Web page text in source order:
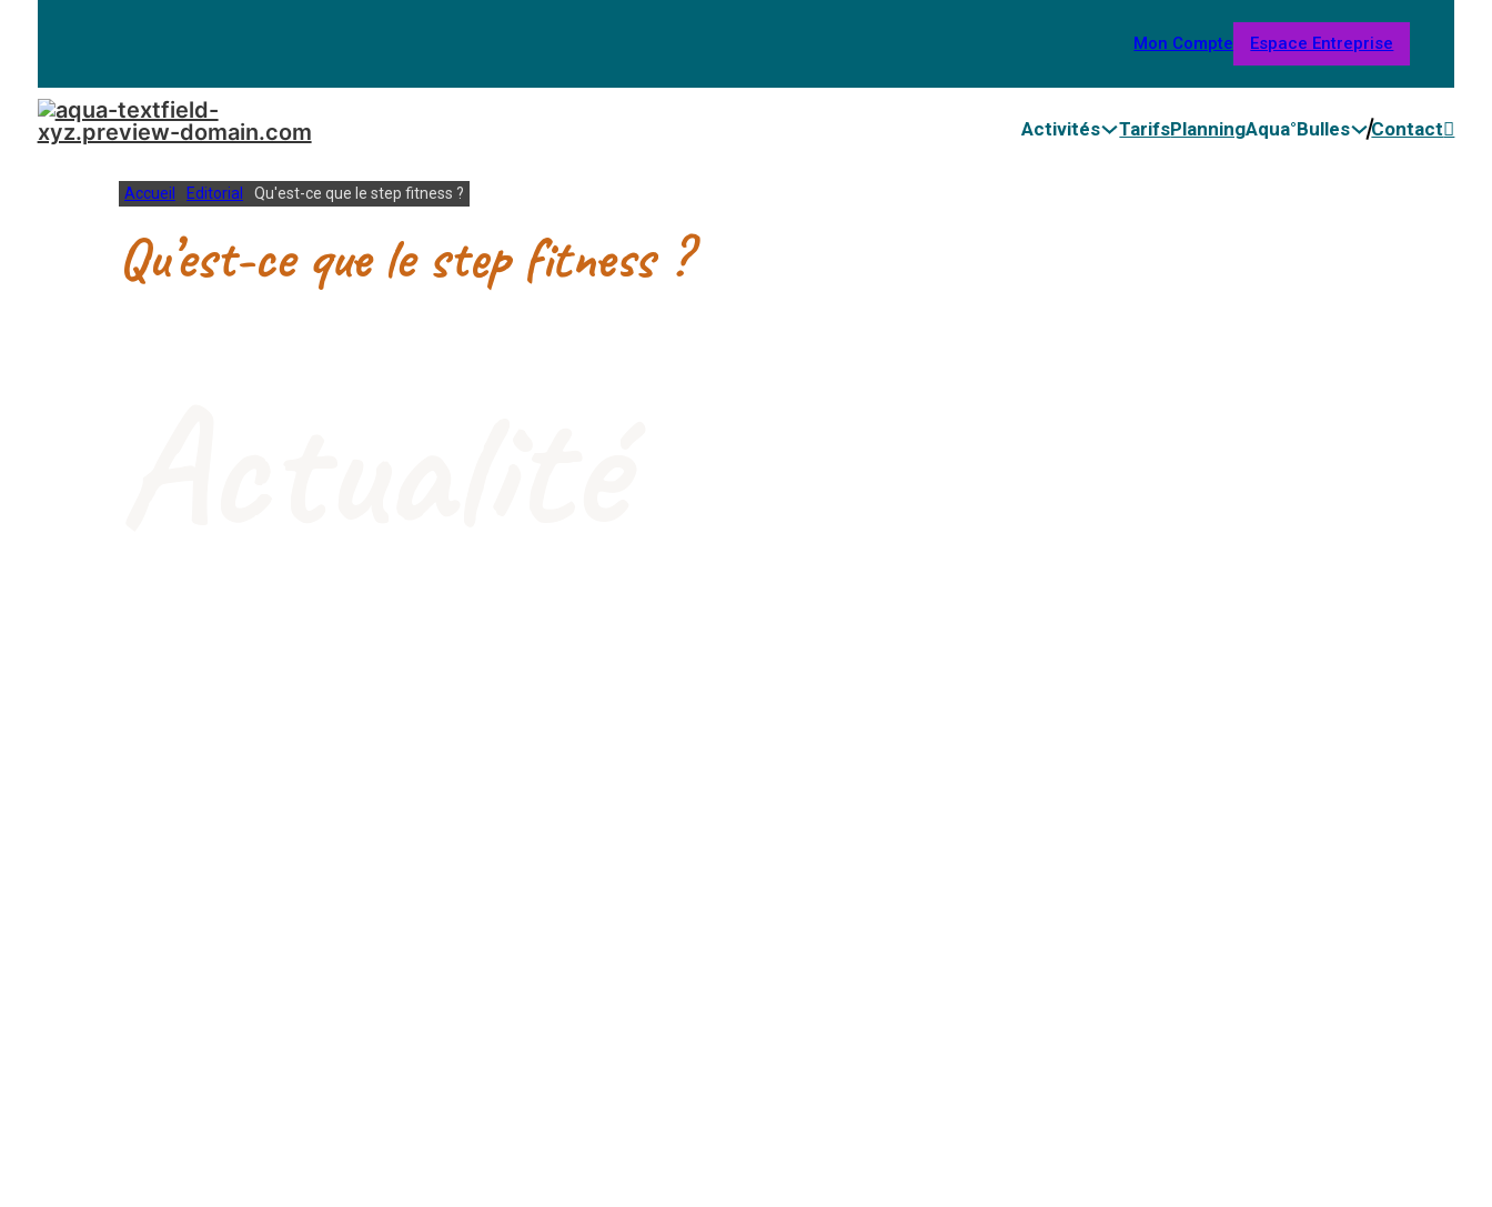
Mon Compte Espace Entreprise
Activités TarifsPlanningAqua°Bulles Contact
Accueil Editorial Qu'est-ce que le step fitness ?
Qu’est-ce que le step fitness ?